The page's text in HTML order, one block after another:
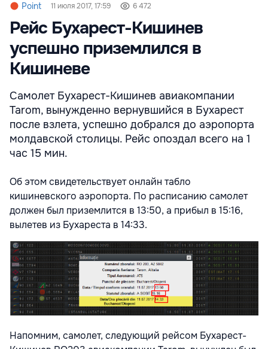
Point 11 июля 2017, 17:59 6 472
Рейс Бухарест-Кишинев
успешно приземлился в
Кишиневе
Самолет Бухарест-Кишинев авиакомпании
Tarom, вынужденно вернувшийся в Бухарест
после взлета, успешно добрался до аэропорта
молдавской столицы. Рейс опоздал всего на 1
час 15 мин.
Об этом свидетельствует онлайн табло
кишиневского аэропорта. По расписанию самолет
должен был приземлится в 13:50, а прибыл в 15:16,
вылетев из Бухареста в 14:33.
Напомним, самолет, следующий рейсом Бухарест-